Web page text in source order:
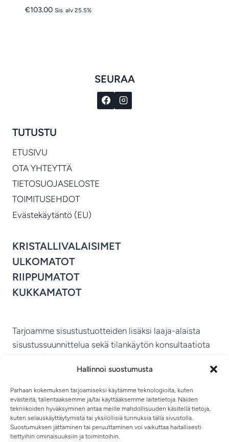
Hallinnoi suostumusta
Parhaan kokemuksen tarjoamiseksi käytämme teknologioita, kuten
evästeitä, tallentaaksemme ja/tai käyttääksemme laitetietoja. Näiden
tekniikoiden hyväksyminen antaa meille mahdollisuuden käsitellä tietoja,
kuten selauskäyttäytymistä tai yksilöllisiä tunnuksia tällä sivustolla.
Suostumuksen jättäminen tai peruuttaminen voi vaikuttaa haitallisesti
tiettyihin ominaisuuksiin ja toimintoihin.
€103.00 Sis. alv 25.5%
SEURAA
TUTUSTU
ETUSIVU
OTA YHTEYTTÄ
TIETOSUOJASELOSTE
TOIMITUSEHDOT
Evästekäytäntö (EU)
KRISTALLIVALAISIMET
ULKOMATOT
RIIPPUMATOT
KUKKAMATOT
Tarjoamme sisustustuotteiden lisäksi laaja-alaista
sisustussuunnittelua sekä tilankäytön konsultaatiota
MIKKELIN VITRIINI KY